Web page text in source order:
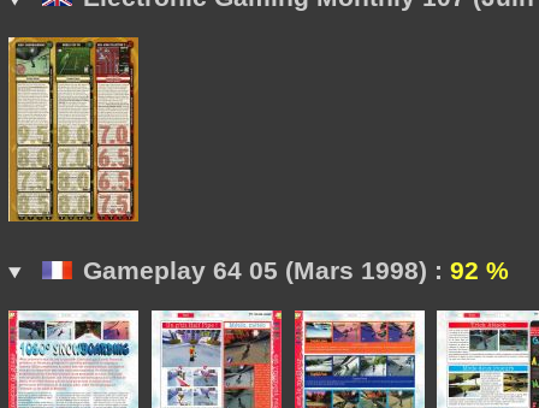
Gameplay 64 05 (Mars 1998) : 92 %